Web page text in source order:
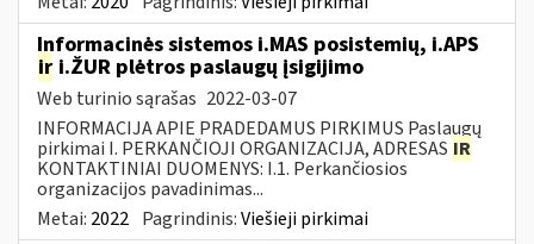
Informacinės sistemos i.MAS posistemių, i.APS
ir i.ŽUR plėtros paslaugų įsigijimo
Web turinio sąrašas 2022-03-07
INFORMACIJA APIE PRADEDAMUS PIRKIMUS Paslaugų
pirkimai I. PERKANČIOJI ORGANIZACIJA, ADRESAS IR
KONTAKTINIAI DUOMENYS: I.1. Perkančiosios
organizacijos pavadinimas...
Metai: 2022 Pagrindinis:Viešieji pirkimai